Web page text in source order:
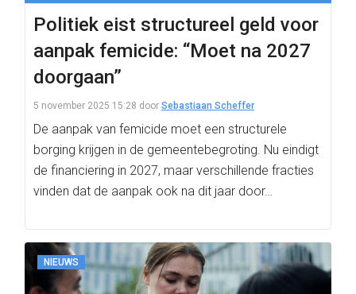
Politiek eist structureel geld voor
aanpak femicide: “Moet na 2027
doorgaan”
5 november 2025 15:28 door Sebastiaan Scheffer
De aanpak van femicide moet een structurele
borging krijgen in de gemeentebegroting. Nu eindigt
de financiering in 2027, maar verschillende fracties
vinden dat de aanpak ook na dit jaar door…
NIEUWS